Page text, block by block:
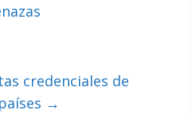
credenciales de
→